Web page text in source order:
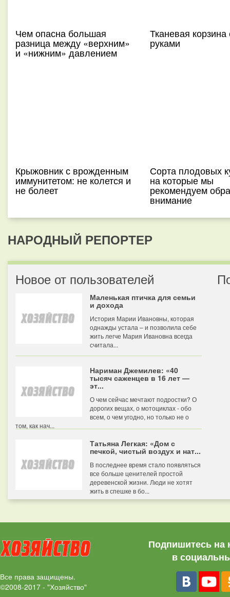
Чем опасна большая
разница между «верхним»
и «нижним» давлением
Тканевая
руками
Крыжовник с врожденным
иммунитетом: не колется и
не болеет
Сорта плодовых
на которые мы
рекомендуем
внимание
НАРОДНЫЙ РЕПОРТЕР
Новое от пользователей
Маленькая птичка для семьи
и дохода
История Марии Ивановны, которая
однажды устала – и позволила себе
жить легче Мария Ивановна всегда
считала...
Нариман Джемилев: «40
тысяч саженцев в 16 лет —
эт...
О чем сейчас мечтают подростки? О
дорогих вещах, о мотоциклах - обо
всем, о чем угодно, но только не о
том, как нач...
Татьяна Легкая: «Дом с
печкой, чистый воздух и нат...
В последнее время стало появляться
все больше ценителей простой
деревенской жизни. Люди не хотят
жить в спешке в бо...
Все права защищены.
©2008-2017 - "Хозяйство"
Подпишитесь на
в